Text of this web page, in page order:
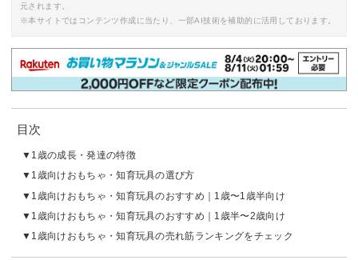
元されます。
※本サイトではコンテンツ作成に当たり、一部AI技術を補助的に活用しております。
目次
1歳の成長・発達の特徴
1歳向けおもちゃ・知育玩具の選び方
1歳向けおもちゃ・知育玩具のおすすめ｜1歳〜1歳半向け
1歳向けおもちゃ・知育玩具のおすすめ｜1歳半〜2歳向け
1歳向けおもちゃ・知育玩具の売れ筋ランキングをチェック